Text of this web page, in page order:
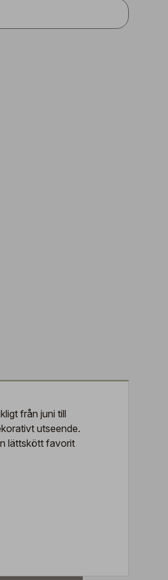
från juni till
utseende.
lättskött favorit